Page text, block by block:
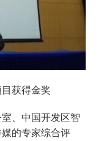
获得金奖
、中国开发区智
的专家综合评